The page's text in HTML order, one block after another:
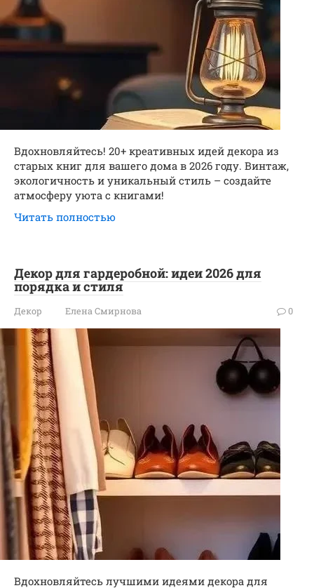
Вдохновляйтесь! 20+ креативных идей декора из
старых книг для вашего дома в 2026 году. Винтаж,
экологичность и уникальный стиль – создайте
атмосферу уюта с книгами!
Читать полностью
Декор для гардеробной: идеи 2026 для
порядка и стиля
Декор Елена Смирнова 0
Вдохновляйтесь лучшими идеями декора для